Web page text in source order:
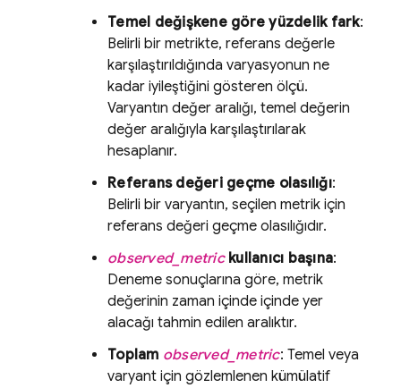
Temel değişkene göre yüzdelik fark:
Belirli bir metrikte, referans değerle
karşılaştırıldığında varyasyonun ne
kadar iyileştiğini gösteren ölçü.
Varyantın değer aralığı, temel değerin
değer aralığıyla karşılaştırılarak
hesaplanır.
Referans değeri geçme olasılığı:
Belirli bir varyantın, seçilen metrik için
referans değeri geçme olasılığıdır.
observed_metrickullanıcı başına:
Deneme sonuçlarına göre, metrik
değerinin zaman içinde içinde yer
alacağı tahmin edilen aralıktır.
Toplam observed_metric: Temel veya
varyant için gözlemlenen kümülatif